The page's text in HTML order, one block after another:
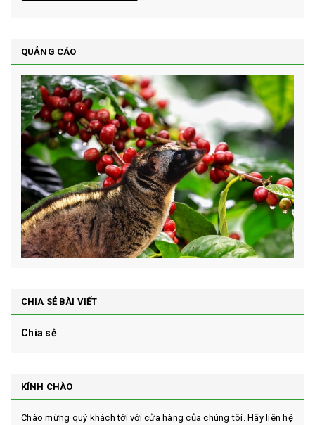
QUẢNG CÁO
CHIA SẺ BÀI VIẾT
Chia sẻ
KÍNH CHÀO
Chào mừng quý khách tới với cửa hàng của chúng tôi. Hãy liên hệ